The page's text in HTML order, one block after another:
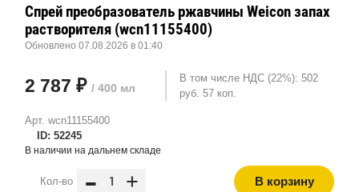
Арт. wcn11155400
ID: 52245
Спрей преобразователь ржавчины Weicon запах
растворителя (wcn11155400)
Обновлено 07.08.2026 в 01:40
2 787 ₽ / 400 мл
В том числе НДС (22%): 502
руб. 57 коп.
В наличии на дальнем складе
Кол-во - + В корзину